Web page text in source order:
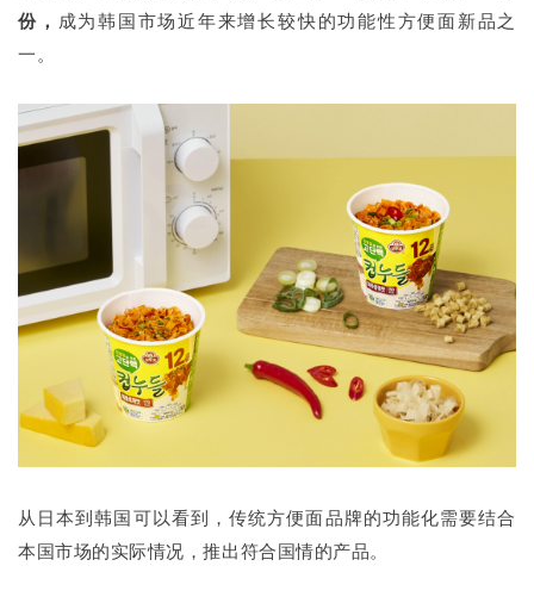
份， 成为韩国市场近年来增长较快的功能性方便面新品之
一。
从日本到韩国可以看到，传统方便面品牌的功能化需要结合
本国市场的实际情况，推出符合国情的产品。